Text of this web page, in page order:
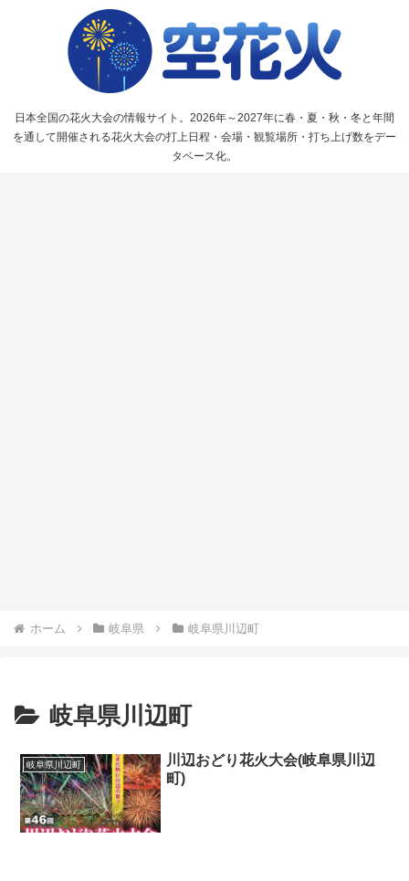
日本全国の花火大会の情報サイト。2026年～2027年に春・夏・秋・冬と年間
を通して開催される花火大会の打上日程・会場・観覧場所・打ち上げ数をデー
タベース化。
ホーム 岐阜県 岐阜県川辺町
岐阜県川辺町
岐阜県川辺町
川辺おどり花火大会(岐阜県川辺
町)